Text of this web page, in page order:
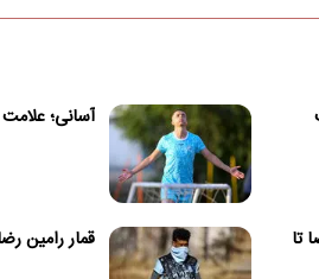
آسانی؛
تا
قمار رامین